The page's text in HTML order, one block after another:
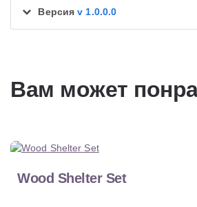
Версияv 1.0.0.0
Вам может
Wood Shelter Set